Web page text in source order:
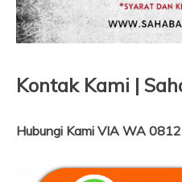
Kontak Kami |
Hubungi Kami VIA WA